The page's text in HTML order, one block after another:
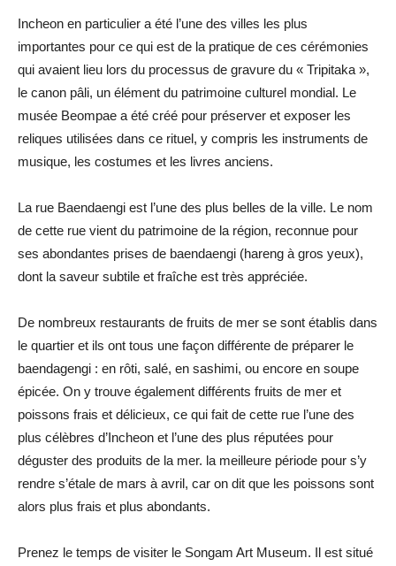
Incheon en particulier a été l’une des villes les plus
importantes pour ce qui est de la pratique de ces cérémonies
qui avaient lieu lors du processus de gravure du « Tripitaka »,
le canon pâli, un élément du patrimoine culturel mondial. Le
musée Beompae a été créé pour préserver et exposer les
reliques utilisées dans ce rituel, y compris les instruments de
musique, les costumes et les livres anciens.
La rue Baendaengi est l’une des plus belles de la ville. Le nom
de cette rue vient du patrimoine de la région, reconnue pour
ses abondantes prises de baendaengi (hareng à gros yeux),
dont la saveur subtile et fraîche est très appréciée.
De nombreux restaurants de fruits de mer se sont établis dans
le quartier et ils ont tous une façon différente de préparer le
baendagengi : en rôti, salé, en sashimi, ou encore en soupe
épicée. On y trouve également différents fruits de mer et
poissons frais et délicieux, ce qui fait de cette rue l’une des
plus célèbres d’Incheon et l’une des plus réputées pour
déguster des produits de la mer. la meilleure période pour s’y
rendre s’étale de mars à avril, car on dit que les poissons sont
alors plus frais et plus abondants.
Prenez le temps de visiter le Songam Art Museum. Il est situé